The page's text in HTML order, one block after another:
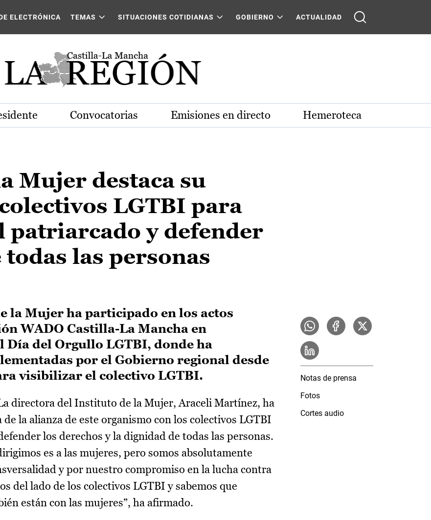
ELECTRÓNICA TEMAS SITUACIONES COTIDIANAS GOBIERNO ACTUALIDAD
Convocatorias Emisiones en directo Hemeroteca
Mujer destaca su
LGTBI para
patriarcado y defender
las personas
la Mujer ha participado en los actos
WADO Castilla-La Mancha en
Día del Orgullo LGTBI, donde ha
por el Gobierno regional desde
visibilizar el colectivo LGTBI.
directora del Instituto de la Mujer, Araceli Martínez, ha
la alianza de este organismo con los colectivos LGTBI
los derechos y la dignidad de todas las personas.
es a las mujeres, pero somos absolutamente
y por nuestro compromiso en la lucha contra
del lado de los colectivos LGTBI y sabemos que
están con las mujeres”, ha afirmado.
Notas de prensa
Fotos
Cortes audio